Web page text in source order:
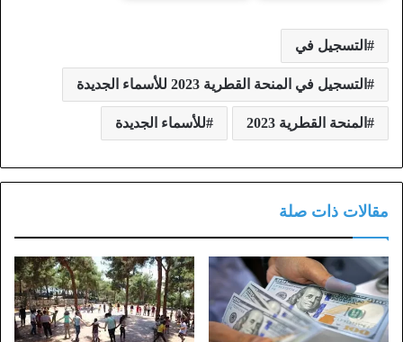
التسجيل في
التسجيل في المنحة القطرية 2023 للأسماء الجديدة
المنحة القطرية 2023 للأسماء الجديدة
مقالات ذات صلة